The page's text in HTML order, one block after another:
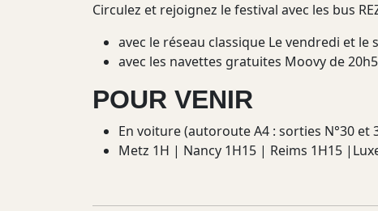
Circulez et rejoignez le festival avec les bus
avec le réseau classique Le vendredi et le
avec les navettes gratuites Moovy de
POUR VENIR
En voiture (autoroute A4 : sorties N°30 et
Metz 1H | Nancy 1H15 | Reims 1H15